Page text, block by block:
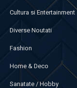
Cultura si Entertainment
Diverse Noutati
Fashion
Home & Deco
Sanatate / Hobby